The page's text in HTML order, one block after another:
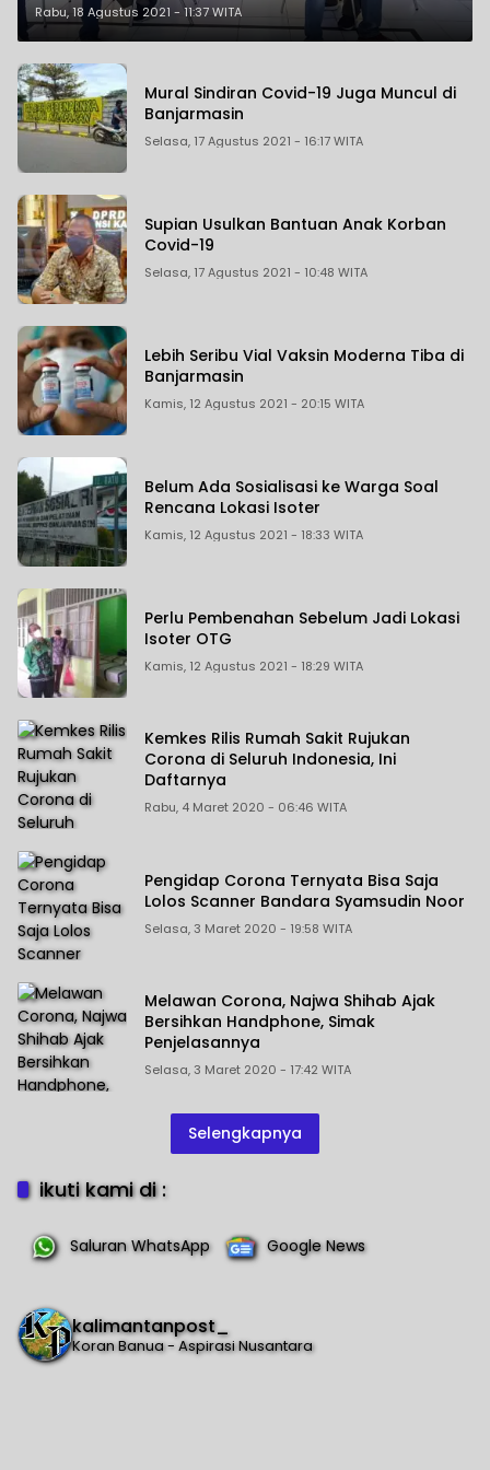
Vaksin ke-2 pada Masyarakat
Maritim
Rabu, 18 Agustus 2021 - 11:37 WITA
Mural Sindiran Covid-19 Juga Muncul di
Banjarmasin
Selasa, 17 Agustus 2021 - 16:17 WITA
Supian Usulkan Bantuan Anak Korban
Covid-19
Selasa, 17 Agustus 2021 - 10:48 WITA
Lebih Seribu Vial Vaksin Moderna Tiba di
Banjarmasin
Kamis, 12 Agustus 2021 - 20:15 WITA
Belum Ada Sosialisasi ke Warga Soal
Rencana Lokasi Isoter
Kamis, 12 Agustus 2021 - 18:33 WITA
Perlu Pembenahan Sebelum Jadi Lokasi
Isoter OTG
Kamis, 12 Agustus 2021 - 18:29 WITA
Kemkes Rilis Rumah Sakit Rujukan
Corona di Seluruh Indonesia, Ini
Daftarnya
Rabu, 4 Maret 2020 - 06:46 WITA
Pengidap Corona Ternyata Bisa Saja
Lolos Scanner Bandara Syamsudin Noor
Selasa, 3 Maret 2020 - 19:58 WITA
Melawan Corona, Najwa Shihab Ajak
Bersihkan Handphone, Simak
Penjelasannya
Selasa, 3 Maret 2020 - 17:42 WITA
Selengkapnya
ikuti kami di :
Saluran WhatsApp Google News
kalimantanpost_
Koran Banua - Aspirasi Nusantara